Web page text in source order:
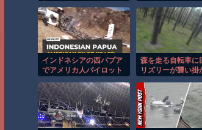
インドネシアの西パプア
でアメリカ人パイロット
森を走る自転車に
リズリーが襲い掛